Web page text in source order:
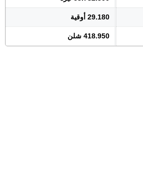
29.180 أوقية
418.950 شلن